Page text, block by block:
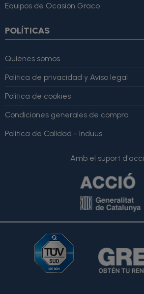
Equipos de Ocasión Graco
POLÍTICAS
Quiénes somos
Política de privacidad y Aviso legal
Política de cookies
Condiciones generales de compra
Política de Calidad - Induus
Amb el suport